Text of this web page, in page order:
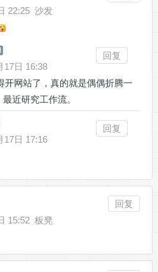
22:25 沙发
回复
17日 16:38
开网站了，真的就是偶偶折腾一
近研究工作流。
回复
17日 17:16
回复
15:52 板凳